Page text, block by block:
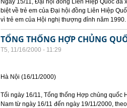
Ngày 15/11, Đại hội đồng Liên Hiệp Quốc đã
biệt về trẻ em của Đại hội đồng Liên Hiệp
vì trẻ em của Hội nghị thượng đỉnh năm 1990.
TỔNG THỐNG HỢP CHỦNG
T5, 11/16/2000 - 11:29
Hà Nội (16/11/2000)
Tối ngày 16/11, Tổng thống Hợp chủng quốc
Nam từ ngày 16/11 đến ngày 19/11/2000,